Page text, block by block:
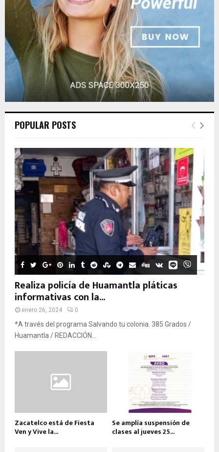
POPULAR POSTS
Realiza policía de Huamantla pláticas
informativas con la...
enero 26, 2024 0
*A través del programa Salvando tu colonia. 385 Grados /
Huamantla / REDACCIÓN...
Zacatelco está de Fiesta
Ven y Vive la...
Se amplía suspensión de
clases al jueves 25...